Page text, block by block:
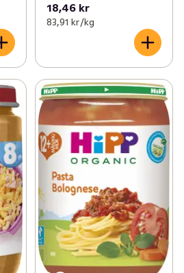
18,46 kr
83,91 kr /kg